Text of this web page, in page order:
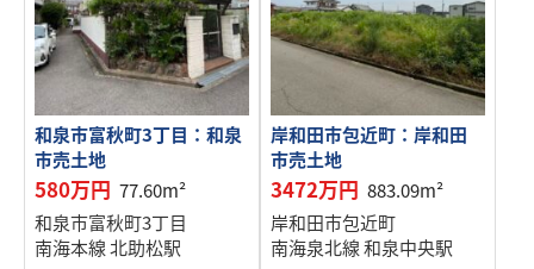
和泉市富秋町3丁目：和泉
市売土地
580万円 77.60m²
和泉市富秋町3丁目
南海本線 北助松駅
岸和田市包近町：岸和田
市売土地
3472万円 883.09m²
岸和田市包近町
南海泉北線 和泉中央駅